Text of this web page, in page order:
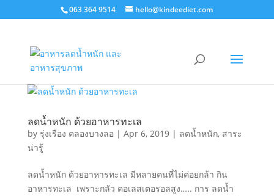
063 364 9514 hello@kindeediet.com
ลดน้ำหนัก ด้วยอาหารทะเล
by รุ่งเรือง คลองบางลอ| Apr 6, 2019| ลดน้ำหนัก, สาระ
น่ารู้
ลดน้ำหนัก ด้วยอาหารทะเล มีหลายคนที่ไม่ค่อยกล้า กิน
อาหารทะเล เพราะกลัว คอเลสเตอรอลสูง….. การ ลดน้ำ